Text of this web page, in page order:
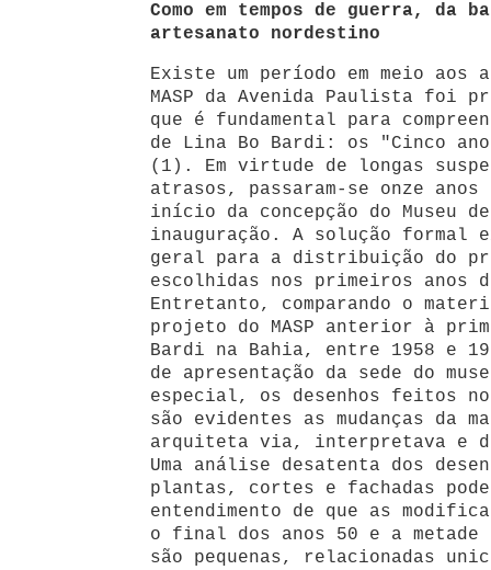
Como em tempos de guerra, da
artesanato nordestino
Existe um período em meio aos
MASP da Avenida Paulista foi
que é fundamental para
de Lina Bo Bardi: os "Cinco
(1). Em virtude de longas
atrasos, passaram-se onze anos
início da concepção do Museu
inauguração. A solução formal
geral para a distribuição do
escolhidas nos primeiros anos
Entretanto, comparando o
projeto do MASP anterior à
Bardi na Bahia, entre 1958 e
de apresentação da sede do
especial, os desenhos feitos
são evidentes as mudanças da
arquiteta via, interpretava e
Uma análise desatenta dos
plantas, cortes e fachadas
entendimento de que as
o final dos anos 50 e a metade
são pequenas, relacionadas